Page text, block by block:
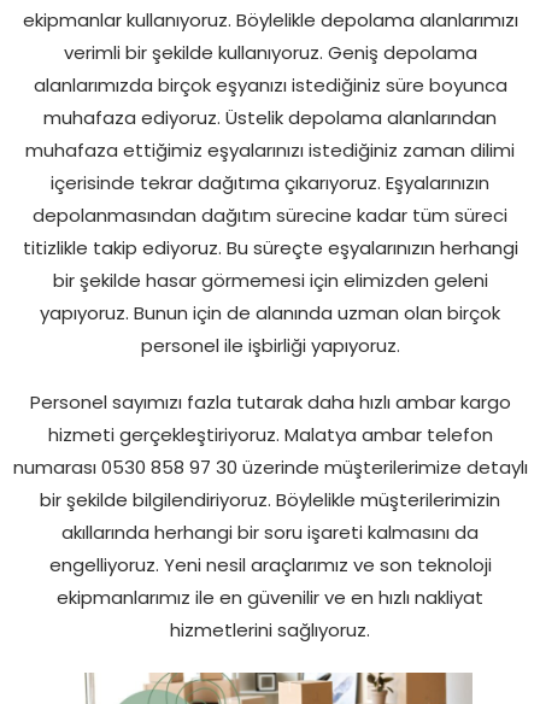
ekipmanlar kullanıyoruz. Böylelikle depolama alanlarımızı
verimli bir şekilde kullanıyoruz. Geniş depolama
alanlarımızda birçok eşyanızı istediğiniz süre boyunca
muhafaza ediyoruz. Üstelik depolama alanlarından
muhafaza ettiğimiz eşyalarınızı istediğiniz zaman dilimi
içerisinde tekrar dağıtıma çıkarıyoruz. Eşyalarınızın
depolanmasından dağıtım sürecine kadar tüm süreci
titizlikle takip ediyoruz. Bu süreçte eşyalarınızın herhangi
bir şekilde hasar görmemesi için elimizden geleni
yapıyoruz. Bunun için de alanında uzman olan birçok
personel ile işbirliği yapıyoruz.
Personel sayımızı fazla tutarak daha hızlı ambar kargo
hizmeti gerçekleştiriyoruz. Malatya ambar telefon
numarası 0530 858 97 30 üzerinde müşterilerimize detaylı
bir şekilde bilgilendiriyoruz. Böylelikle müşterilerimizin
akıllarında herhangi bir soru işareti kalmasını da
engelliyoruz. Yeni nesil araçlarımız ve son teknoloji
ekipmanlarımız ile en güvenilir ve en hızlı nakliyat
hizmetlerini sağlıyoruz.